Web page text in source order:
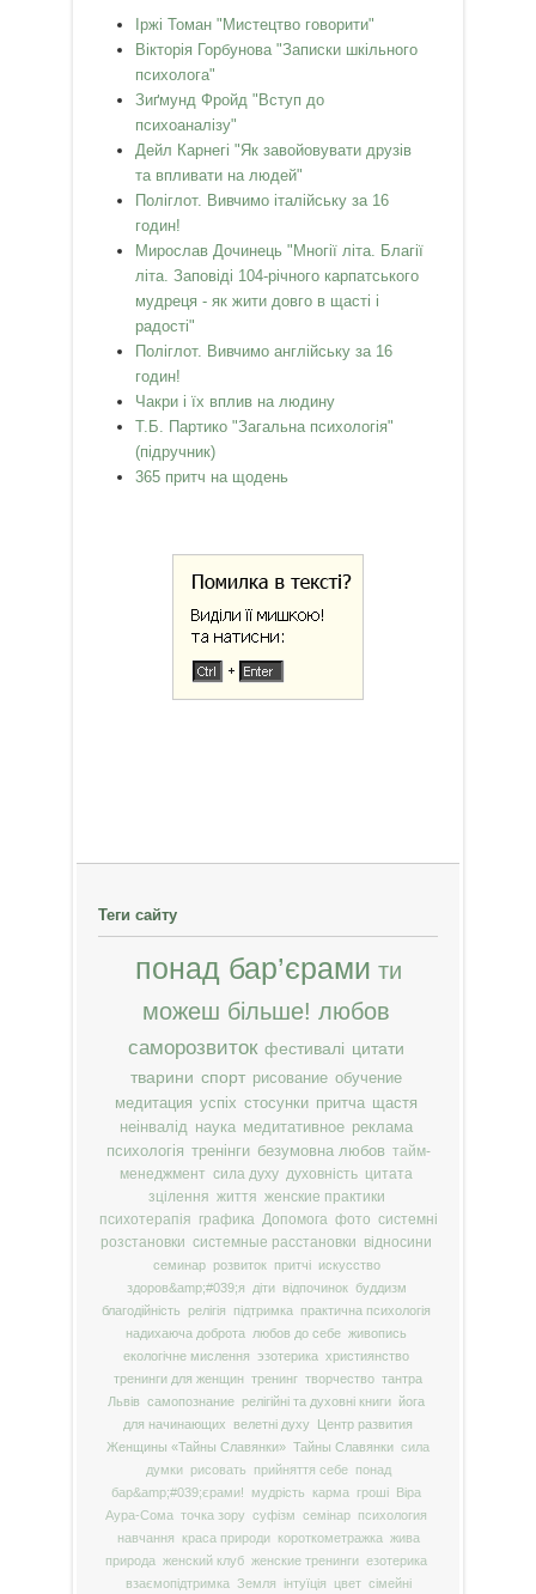
Іржі Томан "Мистецтво говорити"
Вікторія Горбунова "Записки шкільного
психолога"
Зиґмунд Фройд "Вступ до
психоаналізу"
Дейл Карнегі "Як завойовувати друзів
та впливати на людей"
Поліглот. Вивчимо італійську за 16
годин!
Мирослав Дочинець "Многії літа. Благії
літа. Заповіді 104-річного карпатського
мудреця - як жити довго в щасті і
радості"
Поліглот. Вивчимо англійську за 16
годин!
Чакри і їх вплив на людину
Т.Б. Партико "Загальна психологія"
(підручник)
365 притч на щодень
Теги сайту
понад бар’єрами ти
можеш більше! любов
саморозвиток фестивалі цитати
тварини спорт рисование обучение
медитация успіх стосунки притча щастя
неінвалід наука медитативное реклама
психологія тренінги безумовна любов тайм-
менеджмент сила духу духовність цитата
зцілення життя женские практики
психотерапія графика Допомога фото системні
розстановки системные расстановки відносини
семинар розвиток притчі
искусство
здоров&amp;#039;я
діти відпочинок буддизм
благодійність
релігія підтримка
практична психологія
надихаюча доброта
любов до себе живопись
екологічне мислення
эзотерика християнство
тренинги для женщин тренинг творчество тантра
Львів самопознание релігійні та духовні книги йога
для начинающих
велетні духу
Центр развития
Женщины «Тайны Славянки» Тайны Славянки сила
думки
рисовать прийняття себе
понад
бар&amp;#039;єрами!
мудрість карма гроші Віра
Аура-Сома точка зору суфізм семінар психология
навчання
краса природи короткометражка жива
природа женский клуб женские тренинги езотерика
взаємопідтримка Земля інтуїція цвет сімейні